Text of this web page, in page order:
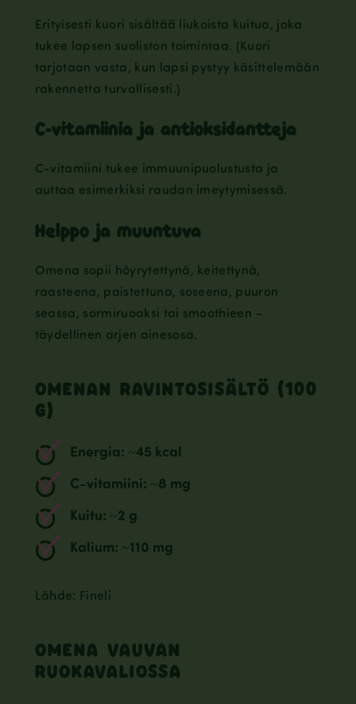
Erityisesti kuori sisältää liukoista kuitua, joka
tukee lapsen suoliston toimintaa. (Kuori
tarjotaan vasta, kun lapsi pystyy käsittelemään
rakennetta turvallisesti.)
C-vitamiinia ja antioksidantteja
C-vitamiini tukee immuunipuolustusta ja
auttaa esimerkiksi raudan imeytymisessä.
Helppo ja muuntuva
Omena sopii höyrytettynä, keitettynä,
raasteena, paistettuna, soseena, puuron
seassa, sormiruoaksi tai smoothieen –
täydellinen arjen ainesosa.
OMENAN RAVINTOSISÄLTÖ (100
G)
Energia: ~45 kcal
C-vitamiini: ~8 mg
Kuitu: ~2 g
Kalium: ~110 mg
Lähde: Fineli
OMENA VAUVAN
RUOKAVALIOSSA